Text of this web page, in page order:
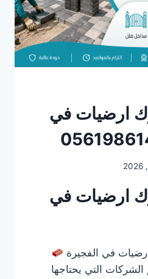
ارضيات في
ارضيات في
في الفجيرة
من أهم الشركات التي يحتاجها